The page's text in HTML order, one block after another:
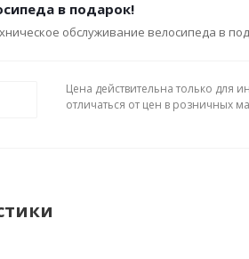
в подарок!
обслуживание велосипеда в
Цена действительна только для
отличаться от цен в розничных